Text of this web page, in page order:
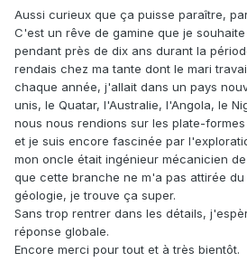
Aussi curieux que ça puisse paraître,
C'est un rêve de gamine que je souhaite
pendant près de dix ans durant la
rendais chez ma tante dont le mari
chaque année, j'allait dans un pays
unis, le Quatar, l'Australie, l'Angola, le
nous nous rendions sur les plate-
et je suis encore fascinée par
mon oncle était ingénieur mécanicien
que cette branche ne m'a pas attirée du
géologie, je trouve ça super.
Sans trop rentrer dans les détails,
réponse globale.
Encore merci pour tout et à très bientôt.